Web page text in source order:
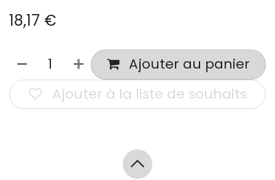
18,17 €
Ajouter au panier
Ajouter à la liste de souhaits